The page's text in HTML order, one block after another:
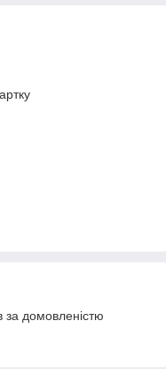
за домовленістю